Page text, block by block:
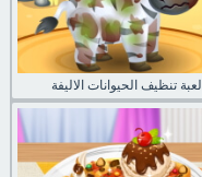
لعبة تنظيف الحيوانات الاليفة